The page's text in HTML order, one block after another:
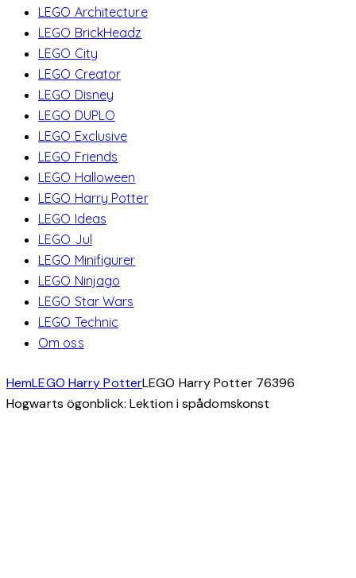
LEGO Architecture
LEGO BrickHeadz
LEGO City
LEGO Creator
LEGO Disney
LEGO DUPLO
LEGO Exclusive
LEGO Friends
LEGO Halloween
LEGO Harry Potter
LEGO Ideas
LEGO Jul
LEGO Minifigurer
LEGO Ninjago
LEGO Star Wars
LEGO Technic
Om oss
HemLEGO Harry PotterLEGO Harry Potter 76396
Hogwarts ögonblick: Lektion i spådomskonst